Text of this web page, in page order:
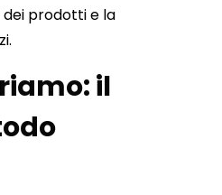
prodotti e la
il